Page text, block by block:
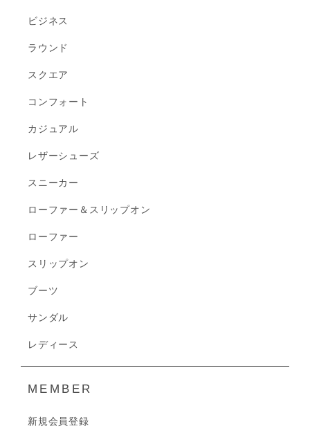
ビジネス
ラウンド
スクエア
コンフォート
カジュアル
レザーシューズ
スニーカー
ローファー＆スリップオン
ローファー
スリップオン
ブーツ
サンダル
レディース
MEMBER
新規会員登録